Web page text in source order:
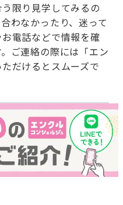
限り見学してみるの
わなかったり、迷って
電話などで情報を確
ご連絡の際には「エン
だけるとスムーズで